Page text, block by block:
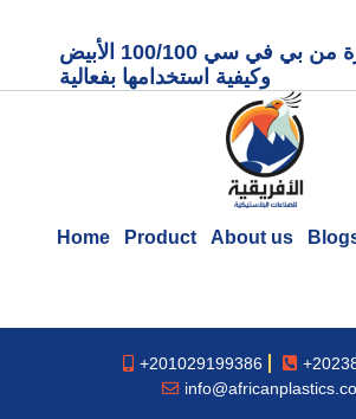
الأنواع المميزة من بي في سي 100/100 الأبيض
وكيفية استخدامها بفعالية
Home Product About us
+201029199386